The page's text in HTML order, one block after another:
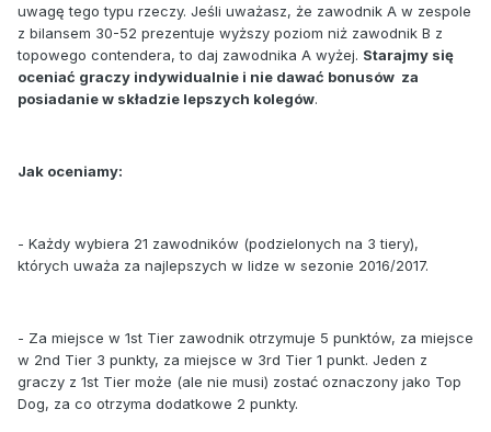
uwagę tego typu rzeczy. Jeśli uważasz, że zawodnik A w zespole
z bilansem 30-52 prezentuje wyższy poziom niż zawodnik B z
topowego contendera, to daj zawodnika A wyżej. Starajmy się
oceniać graczy indywidualnie i nie dawać bonusów za
posiadanie w składzie lepszych kolegów.
Jak oceniamy:
- Każdy wybiera 21 zawodników (podzielonych na 3 tiery),
których uważa za najlepszych w lidze w sezonie 2016/2017.
- Za miejsce w 1st Tier zawodnik otrzymuje 5 punktów, za miejsce
w 2nd Tier 3 punkty, za miejsce w 3rd Tier 1 punkt. Jeden z
graczy z 1st Tier może (ale nie musi) zostać oznaczony jako Top
Dog, za co otrzyma dodatkowe 2 punkty.